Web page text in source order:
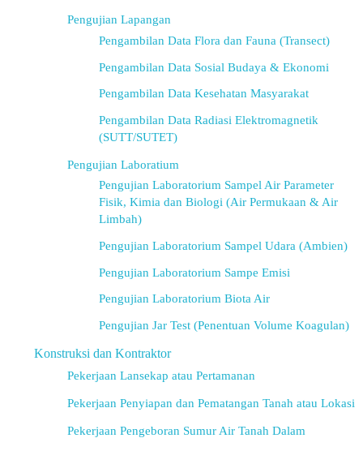
Pengujian Lapangan
Pengambilan Data Flora dan Fauna (Transect)
Pengambilan Data Sosial Budaya & Ekonomi
Pengambilan Data Kesehatan Masyarakat
Pengambilan Data Radiasi Elektromagnetik
(SUTT/SUTET)
Pengujian Laboratium
Pengujian Laboratorium Sampel Air Parameter
Fisik, Kimia dan Biologi (Air Permukaan & Air
Limbah)
Pengujian Laboratorium Sampel Udara (Ambien)
Pengujian Laboratorium Sampe Emisi
Pengujian Laboratorium Biota Air
Pengujian Jar Test (Penentuan Volume Koagulan)
Konstruksi dan Kontraktor
Pekerjaan Lansekap atau Pertamanan
Pekerjaan Penyiapan dan Pematangan Tanah atau Lokasi
Pekerjaan Pengeboran Sumur Air Tanah Dalam